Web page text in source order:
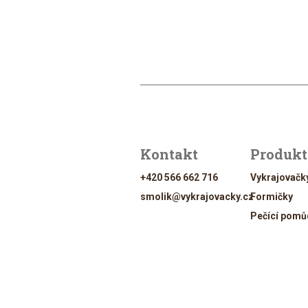
Kontakt
+420 566 662 716
smolik@vykrajovacky.czFormičky
Pečící